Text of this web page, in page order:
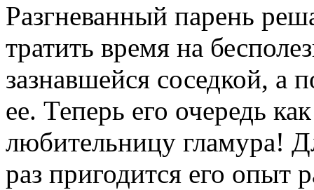
Разгневанный парень
тратить время на
зазнавшейся соседкой, а
ее. Теперь его очередь
любительницу гламура!
раз пригодится его опыт